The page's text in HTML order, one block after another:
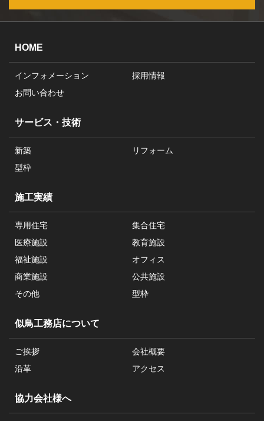
HOME
インフォメーション
採用情報
お問い合わせ
サービス・技術
新築
リフォーム
型枠
施工実績
専用住宅
集合住宅
医療施設
教育施設
福祉施設
オフィス
商業施設
公共施設
その他
型枠
似鳥工務店について
ご挨拶
会社概要
沿革
アクセス
協力会社様へ